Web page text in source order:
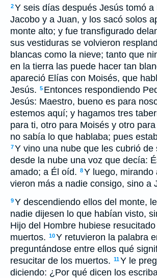
2Y seis días después Jesús tomó a
Jacobo y a Juan, y los sacó solos
monte alto; y fue transfigurado
sus vestiduras se volvieron
blancas como la nieve; tanto que
en la tierra las puede hacer tan
apareció Elías con Moisés, que
Jesús. 5 Entonces respondiendo
Jesús: Maestro, bueno es para
estemos aquí; y hagamos tres
para ti, otro para Moisés y otro
no sabía lo que hablaba; pues
7Y vino una nube que les cubrió de
desde la nube una voz que decía:
amado; a Él oíd. 8Y luego, mirando
vieron más a nadie consigo, sino a
9Y descendiendo ellos del monte,
nadie dijesen lo que habían visto,
Hijo del Hombre hubiese
muertos. 10Y retuvieron la palabra
preguntándose entre ellos qué
resucitar de los muertos. 11Y le
diciendo: ¿Por qué dicen los